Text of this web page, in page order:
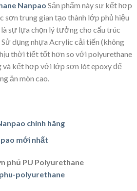
Nanpao Sản phẩm này sự kết hợp
sơn trung gian tạo thành lớp phủ hiệu
sự lựa chọn lý tưởng cho cấu trúc
dụng nhựa Acrylic cải tiến (không
thời tiết tốt hơn so với polyurethane
và kết hợp với lớp sơn lót epoxy để
ăn mòn cao.
chính hãng
mới nhất
phủ PU Polyurethane
polyurethane